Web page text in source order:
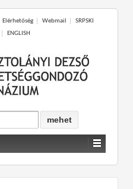
Elérhetőség Webmail
SRPSKI
ENGLISH